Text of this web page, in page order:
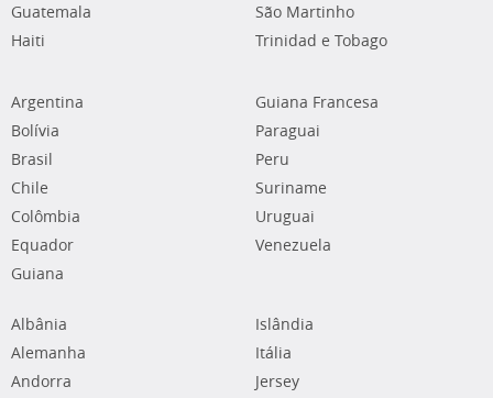
Guatemala
Haiti
São Martinho
Trinidad e Tobago
Argentina
Bolívia
Brasil
Chile
Colômbia
Equador
Guiana
Guiana Francesa
Paraguai
Peru
Suriname
Uruguai
Venezuela
Albânia
Alemanha
Andorra
Islândia
Itália
Jersey